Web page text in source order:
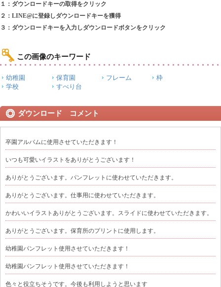
１：ダウンロードキーの取得をクリック
２：LINE@に登録しダウンロードキーを獲得
３：ダウンロードキーを入力しダウンロードボタンをクリック
この画像のキーワード
幼稚園 保育園 フレーム
枠
学校
すべり台
ダウンロード コメント
卒園アルバムに使用させていただきます！
いつも可愛いイラストをありがとうございます！
ありがとうございます。パンフレットに使わせていただきます。
ありがとうございます。仕事用に使わせていただきます。
かわいいイラストありがとうございます。スライドに使わせていただきます。
ありがとうございます。保育所のプリントに使用します。
幼稚園パンフレット使用させていただきます！
幼稚園パンフレット使用させていただきます！
色々と役立ちそうです。今後も利用しようと思います